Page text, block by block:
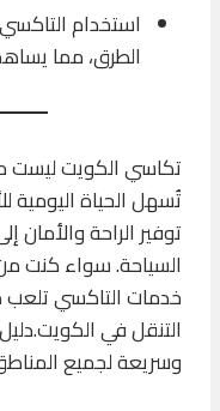
استخدام
الطرق، مما
تكاسي الكويت ليست
تُسهل الحياة اليومية
توفير الراحة والأمان
السياحة. سواء كنت من
خدمات التاكسي تلعب
التنقل في
وسريعة لجميع